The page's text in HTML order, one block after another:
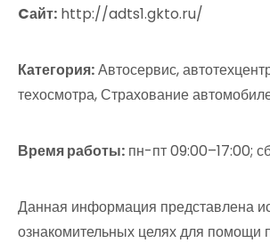
Cайт: http://adts1.gkto.ru/
Категория:Автосервис,
техосмотра, Страхование
Время работы: пн-пт 09:00–17:00;
Данная информация представлена
ознакомительных целях для помощи